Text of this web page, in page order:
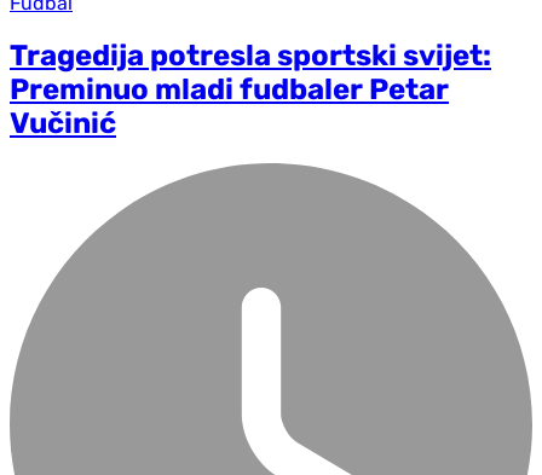
Tragedija potresla sportski svijet:
Preminuo mladi fudbaler Petar
Vučinić